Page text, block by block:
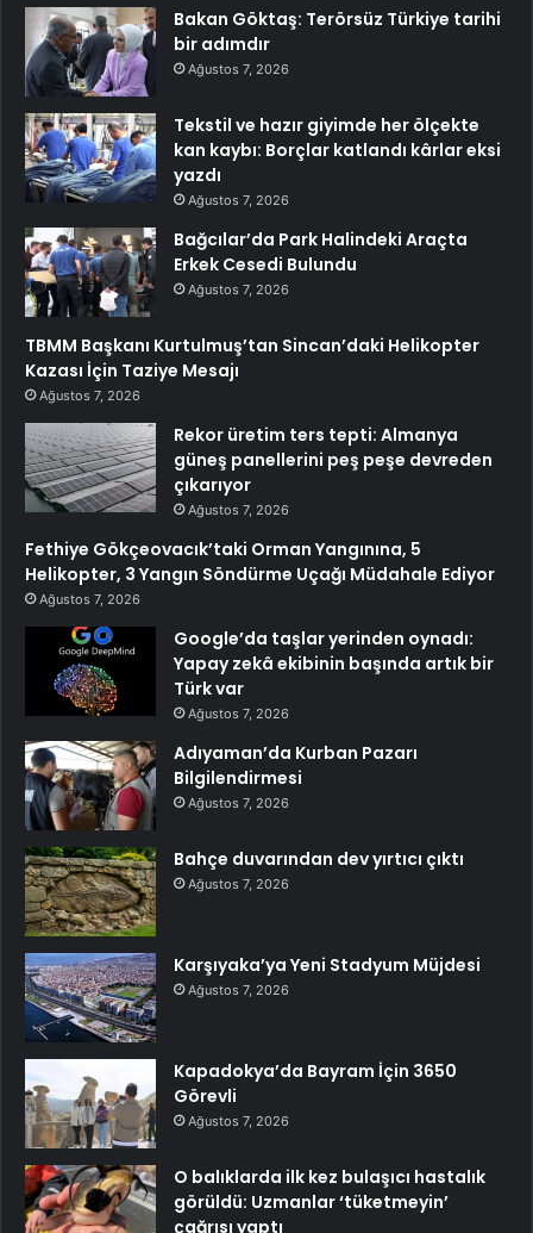
Bakan Göktaş: Terörsüz Türkiye tarihi
bir adımdır
Ağustos 7, 2026
Tekstil ve hazır giyimde her ölçekte
kan kaybı: Borçlar katlandı kârlar eksi
yazdı
Ağustos 7, 2026
Bağcılar’da Park Halindeki Araçta
Erkek Cesedi Bulundu
Ağustos 7, 2026
TBMM Başkanı Kurtulmuş’tan Sincan’daki Helikopter
Kazası İçin Taziye Mesajı
Ağustos 7, 2026
Rekor üretim ters tepti: Almanya
güneş panellerini peş peşe devreden
çıkarıyor
Ağustos 7, 2026
Fethiye Gökçeovacık’taki Orman Yangınına, 5
Helikopter, 3 Yangın Söndürme Uçağı Müdahale Ediyor
Ağustos 7, 2026
Google’da taşlar yerinden oynadı:
Yapay zekâ ekibinin başında artık bir
Türk var
Ağustos 7, 2026
Adıyaman’da Kurban Pazarı
Bilgilendirmesi
Ağustos 7, 2026
Bahçe duvarından dev yırtıcı çıktı
Ağustos 7, 2026
Karşıyaka’ya Yeni Stadyum Müjdesi
Ağustos 7, 2026
Kapadokya’da Bayram İçin 3650
Görevli
Ağustos 7, 2026
O balıklarda ilk kez bulaşıcı hastalık
görüldü: Uzmanlar ‘tüketmeyin’
çağrısı yaptı